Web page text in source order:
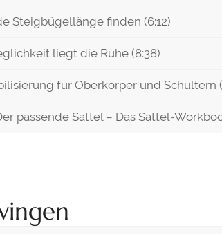
Steigbügellänge finden (6:12)
liegt die Ruhe (8:38)
für Oberkörper und Schultern
passende Sattel – Das Sattel-